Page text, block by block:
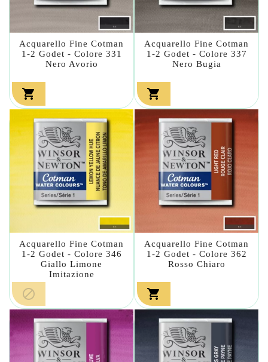
Acquarello Fine Cotman
1-2 Godet - Colore 331
Nero Avorio

Acquarello Fine Cotman
1-2 Godet - Colore 337
Nero Bugia

Acquarello Fine Cotman
1-2 Godet - Colore 346
Giallo Limone
Imitazione

Acquarello Fine Cotman
1-2 Godet - Colore 362
Rosso Chiaro
